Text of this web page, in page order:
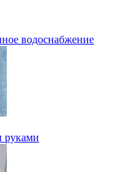
водоснабжение
руками